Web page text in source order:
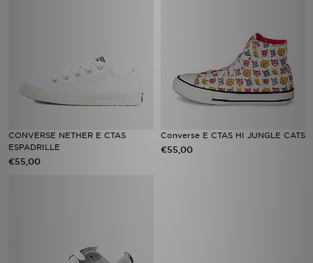
CONVERSE NETHER E CTAS
ESPADRILLE
€55,00
Converse E CTAS HI JUNGLE CATS
€55,00